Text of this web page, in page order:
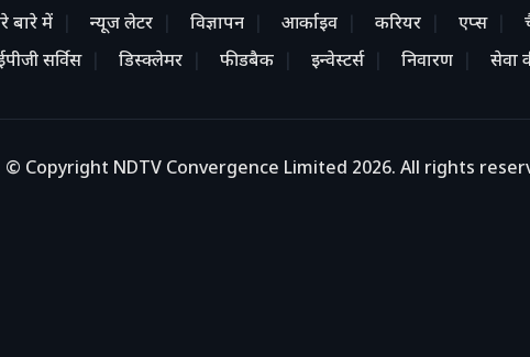
बारे में न्यूज लेटर विज्ञापन आर्काइव करियर एप्स
सर्विस
डिस्क्लेमर फीडबैक इन्वेस्टर्स निवारण सेवा
© Copyright NDTV Convergence Limited 2026. All rights